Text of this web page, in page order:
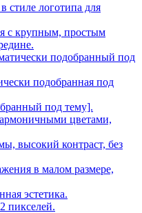
стиле логотипа для
с крупным, простым
подобранный под
подобранная под
под тему].
цветами,
высокий контраст, без
в малом размере,
эстетика.
пикселей.